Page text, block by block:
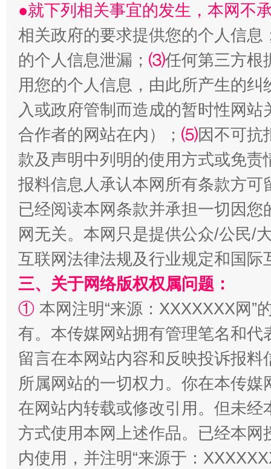
解纷+调解+退费，一次搞定
●就下列相关事宜的发生，本网不
相关政府的要求提供您的个人信息
的个人信息泄漏； ⑶任何第三方根
用您的个人信息，由此所产生的纠
入或政府管制而造成的暂时性网
合作者的网站在内）； ⑸因不可抗
款及声明中列明的使用方式或免责
报料信息人承认本网所有条款方
已经阅读本网条款并承担一切因
网无关。本网只是提供公众/公民/
互联网法律法规及行业规定和国
三、关于网络版权权属问题：
① 本网注明“来源：XXXXXXX网”
有。本传媒网站拥有管理笔名和
留言在本网站内容和反映投诉报
所属网站的一切权力。你在本传
在网站内转载或修改引用。但未
方式使用本网上述作品。已经本
内使用，并注明“来源于：